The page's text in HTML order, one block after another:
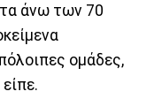
άνω των 70
ομάδες,